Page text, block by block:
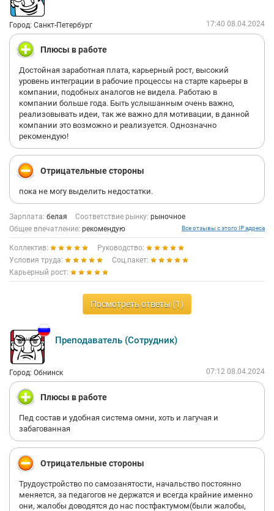
вот если ты не дай боже хочешь пропустить занятие по
уважительной причине.... Все.
Город: Санкт-Петербург 17:40 08.04.2024
Плюсы в работе
Достойная заработная плата, карьерный рост, высокий
уровень интеграции в рабочие процессы на старте карьеры в
компании, подобных аналогов не видела. Работаю в
компании больше года. Быть услышанным очень важно,
реализовывать идеи, так же важно для мотивации, в данной
компании это возможно и реализуется. Однозначно
рекомендую!
Отрицательные стороны
пока не могу выделить недостатки.
Зарплата: белая Соответствие рынку: рыночное
Общее впечатление: рекомендую Все отзывы с этого IP адреса
Коллектив:
Руководство:
Условия труда:
Соц.пакет:
Карьерный рост:
Посмотреть ответы (1)
Преподаватель (Сотрудник)
Город: Обнинск 07:12 08.04.2024
Плюсы в работе
Пед состав и удобная система омни, хоть и лагучая и
забагованная
Отрицательные стороны
Трудоустройство по самозанятости, начальство постоянно
меняется, за педагогов не держатся и всегда крайние именно
они, жалобы доводятся до нас постфактумом(были жалобы,